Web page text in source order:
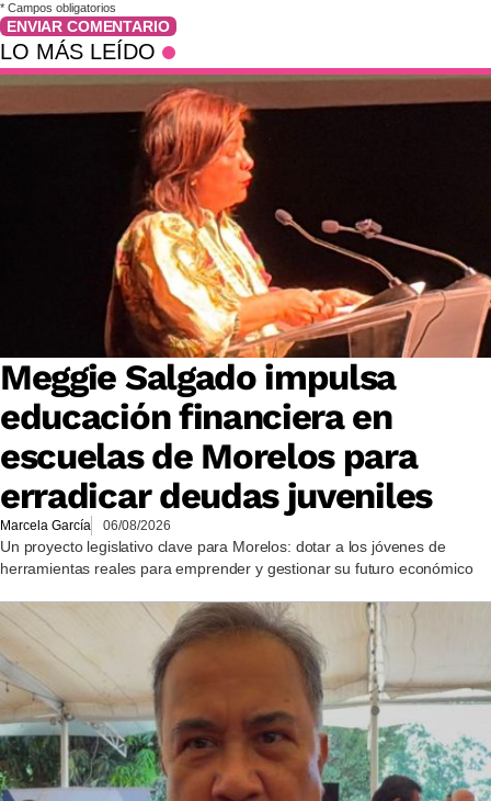
* Campos obligatorios
ENVIAR COMENTARIO
LO MÁS LEÍDO
Meggie Salgado impulsa
educación financiera en
escuelas de Morelos para
erradicar deudas juveniles
Marcela García 06/08/2026
Un proyecto legislativo clave para Morelos: dotar a los jóvenes de
herramientas reales para emprender y gestionar su futuro económico